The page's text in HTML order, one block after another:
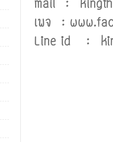
เพจ :
Line id :